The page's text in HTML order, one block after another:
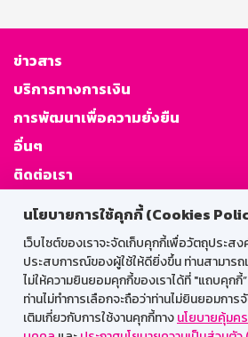
นโยบายการใช้คุกกี้ (Cookies
เว็บไซต์ของเราจะจัดเก็บคุกกี้เพื่อวัตถุประส
ประสบการณ์ของผู้ใช้ให้ดียิ่งขึ้น ท่านสามาร
ไม่ให้ความยินยอมคุกกี้ของเราได้ที่ "แถบคุกกี้
ท่านไม่ทำการเลือกจะถือว่าท่านไม่ยินยอมกา
เติมเกี่ยวกับการใช้งานคุกกี้ทางนโยบายคุ้มค
ที่ลงรับไปแล้วธนาคารจะไม่เรียกคืน ภ
ธรรมดาไม่เสียภาษี นิติบุคคลหักภาษี ณ
กรมสรรพากร ระยะเวลาจ่ายดอกเบี้ย
โดยโอนเข้าบัญชีเงินฝากประเภทเผื่อเ
ข่าวสาร
บริการทางการเงิน
การพัฒนาเพื่อความยั่งยืน
อื่นๆ
ติดต่อเรา
GSB Society:
สำหรับพนักงาน
Web HR
GSB Wisdom